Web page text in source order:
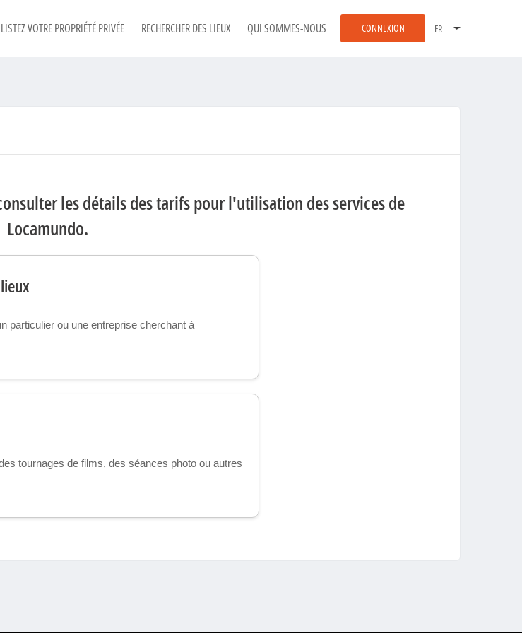
CONNEXION
LISTEZ VOTRE PROPRIÉTÉ PRIVÉE RECHERCHER DES LIEUX QUI SOMMES-NOUS
les détails des tarifs pour l'utilisation des services de
Locamundo.
particulier ou une entreprise cherchant à
tournages de films, des séances photo ou autres